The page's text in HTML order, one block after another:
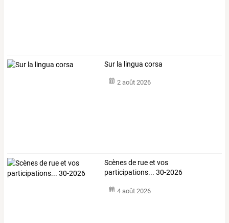
Sur la lingua corsa
2 août 2026
Scènes de rue et vos
participations... 30-2026
4 août 2026